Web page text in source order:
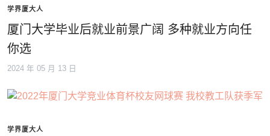
学界厦大人
厦门大学毕业后就业前景广阔 多种就业方向任
你选
2024 年 05 月 13 日
学界厦大人